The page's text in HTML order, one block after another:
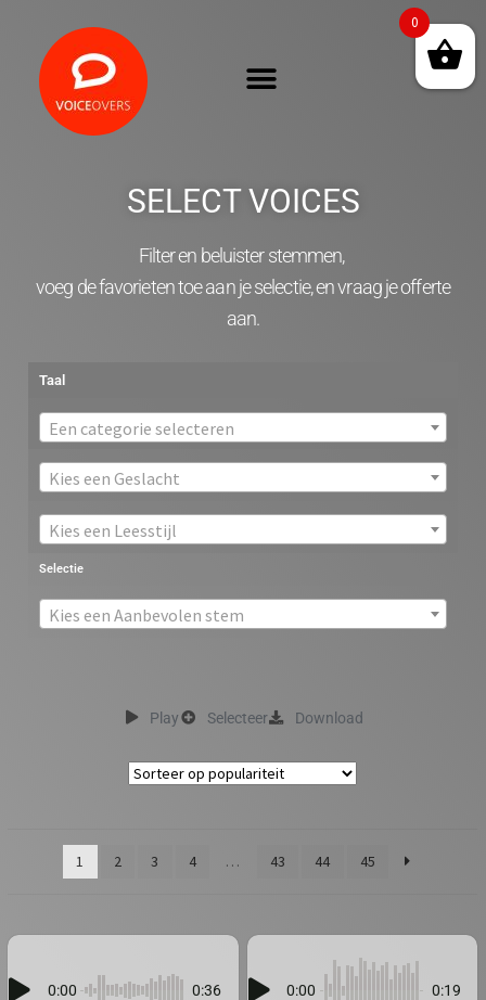
SELECT VOICES
Filter en beluister stemmen,
voeg de favorieten toe aan je selectie, en vraag je offerte
aan.
Taal
Een categorie selecteren
Kies een Geslacht
Kies een Leesstijl
Selectie
Kies een Aanbevolen stem
Play Selecteer Download
1 2 3 4 … 43 44 45
0:00 0:36 0:00 0:19
0